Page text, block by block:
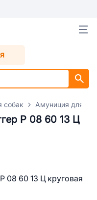
собак Амуниция для
Р 08 60 13 Ц